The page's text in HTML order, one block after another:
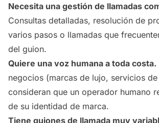
Necesita una gestión de llamadas
Consultas detalladas, resolución de
varios pasos o llamadas que
del guion.
Quiere una voz humana a toda costa.
negocios (marcas de lujo, servicios
consideran que un operador humano
de su identidad de marca.
Tiene guiones de llamada muy